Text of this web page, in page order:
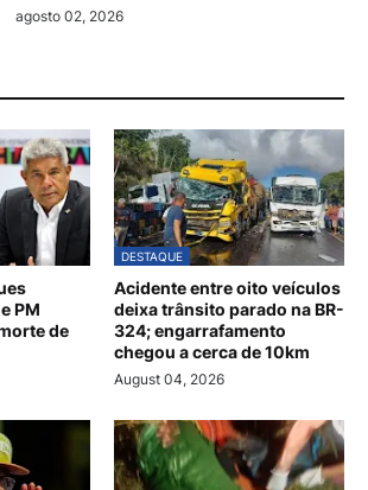
agosto 02, 2026
PM
de
DESTAQUE
Acidente entre oito veículos
deixa trânsito parado na BR-
324; engarrafamento
chegou a cerca de 10km
August 04, 2026